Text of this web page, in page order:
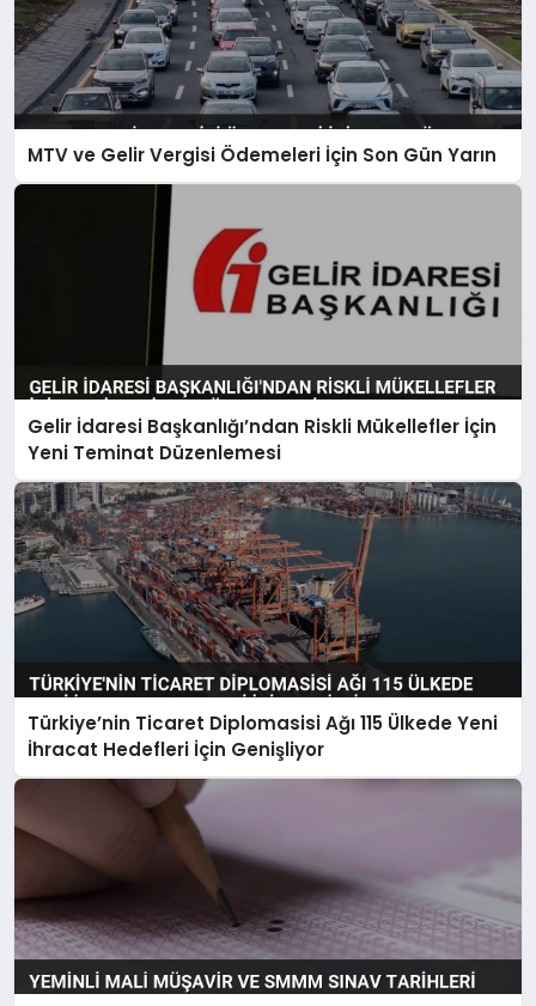
MTV ve Gelir Vergisi Ödemeleri İçin Son Gün Yarın
Gelir İdaresi Başkanlığı’ndan Riskli Mükellefler İçin
Yeni Teminat Düzenlemesi
Türkiye’nin Ticaret Diplomasisi Ağı 115 Ülkede Yeni
İhracat Hedefleri İçin Genişliyor